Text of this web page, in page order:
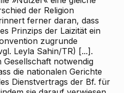
der Religion
ferner daran, dass
Prinzips der Laizität ein
zugrunde
Leyla Sahin/TR) [...].
notwendig
die nationalen Gerichte
Dienstvertrags der Bf. für